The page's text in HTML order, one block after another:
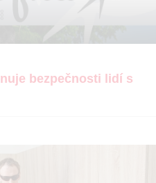
bezpečnosti lidí s